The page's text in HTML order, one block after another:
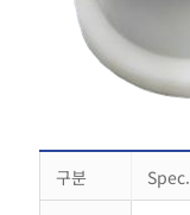
구분 Spec.